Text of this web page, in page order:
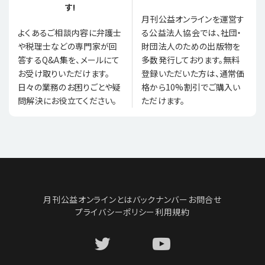
す!
よくあるご相談内容に弁護士
や税理士などの専門家が回
答するQ&A集を、メールにて
お受け取りいただけます。
日々の業務のお困りごとや疑
問解決にお役立てください。
月刊公益オンラインを運営す
る公益法人協会では、社団・
財団法人のための出版物を
多数発行しております。無料
登録いただいた方は、通常価
格から10%割引でご購入い
ただけます。
月刊公益オンラインとはバックナンバー お問合せ
プライバシーポリシー利用規約